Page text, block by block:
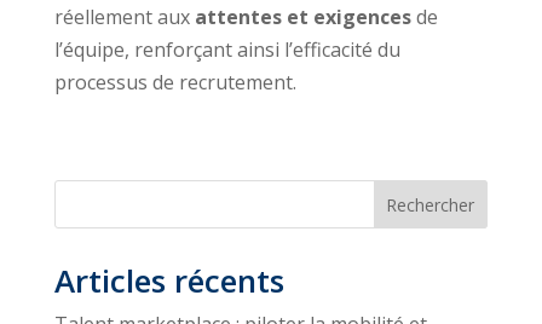
réellement aux attentes et exigencesde
l’équipe, renforçant ainsi l’efficacité du
processus de recrutement.
Rechercher
Articles récents